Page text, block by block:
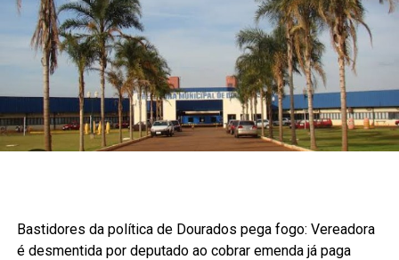
Bastidores da política de Dourados pega fogo: Vereadora
é desmentida por deputado ao cobrar emenda já paga